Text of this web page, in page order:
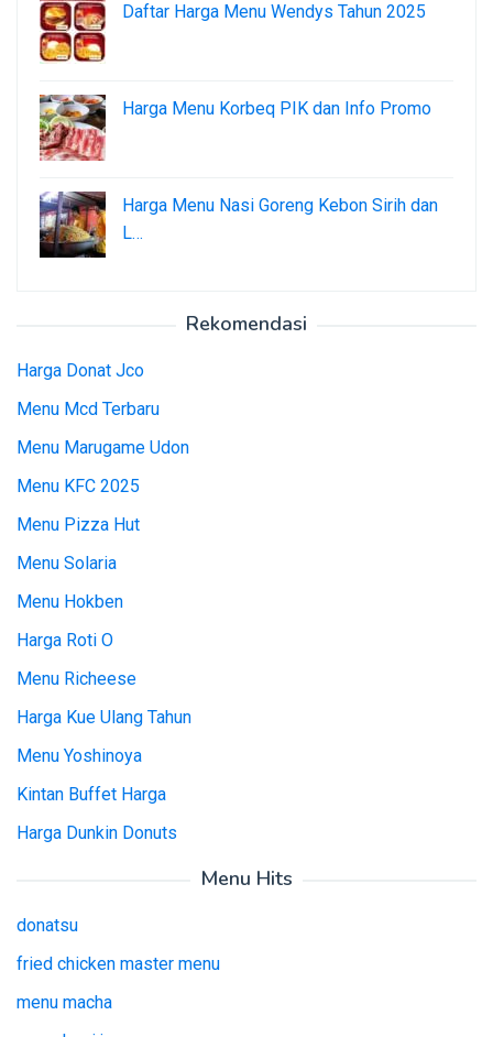
Daftar Harga Menu Wendys Tahun 2025
Harga Menu Korbeq PIK dan Info Promo
Harga Menu Nasi Goreng Kebon Sirih dan
L…
Rekomendasi
Harga Donat Jco
Menu Mcd Terbaru
Menu Marugame Udon
Menu KFC 2025
Menu Pizza Hut
Menu Solaria
Menu Hokben
Harga Roti O
Menu Richeese
Harga Kue Ulang Tahun
Menu Yoshinoya
Kintan Buffet Harga
Harga Dunkin Donuts
Menu Hits
donatsu
fried chicken master menu
menu macha